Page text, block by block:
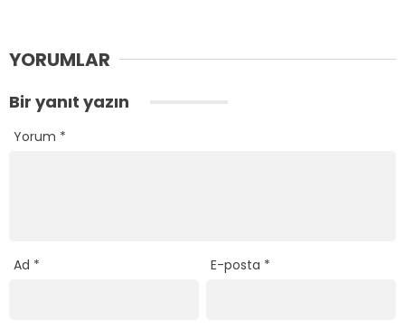
YORUMLAR
Bir yanıt yazın
Yorum *
Ad * E-posta *